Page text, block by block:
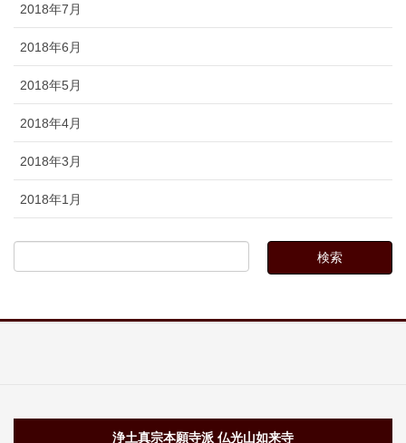
2018年7月
2018年6月
2018年5月
2018年4月
2018年3月
2018年1月
浄土真宗本願寺派 仏光山如来寺